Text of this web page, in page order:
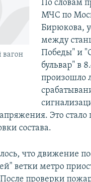
По словам
МЧС по
Бирюкова,
между
Победы" и
бульвар" в
произошло
Это стало
состава.
что движение
ветки метро
проверки